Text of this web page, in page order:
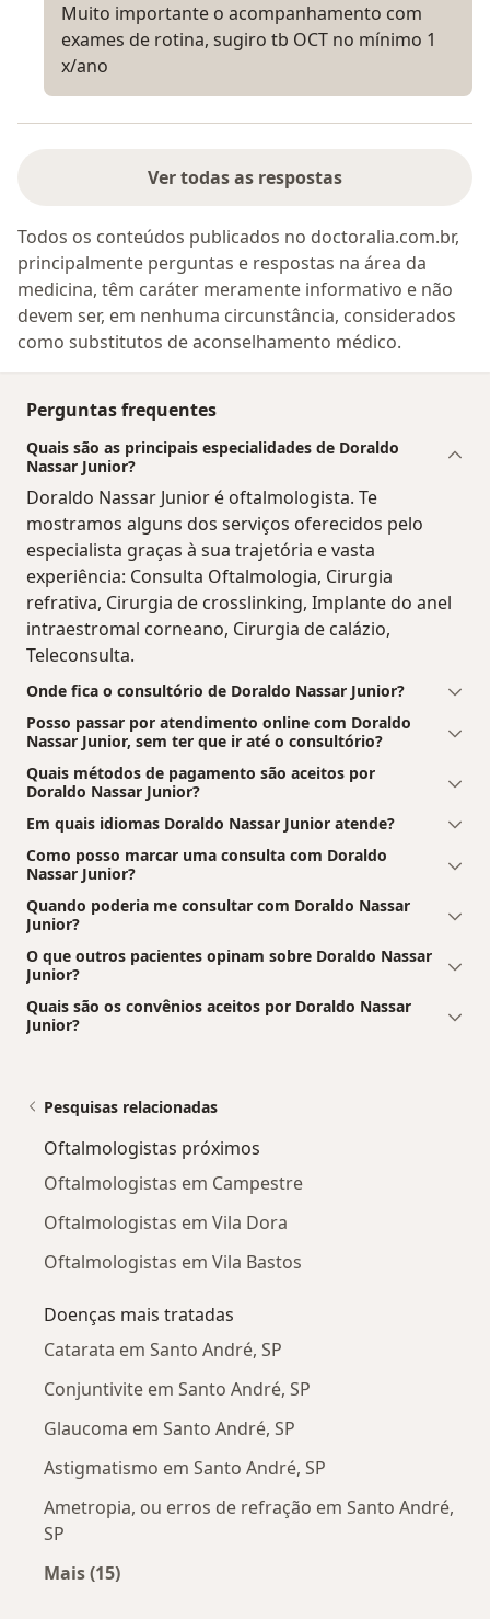
Muito importante o acompanhamento com
exames de rotina, sugiro tb OCT no mínimo 1
x/ano
Ver todas as respostas
Todos os conteúdos publicados no doctoralia.com.br,
principalmente perguntas e respostas na área da
medicina, têm caráter meramente informativo e não
devem ser, em nenhuma circunstância, considerados
como substitutos de aconselhamento médico.
Perguntas frequentes
Quais são as principais especialidades de Doraldo
Nassar Junior?
Doraldo Nassar Junior é oftalmologista. Te
mostramos alguns dos serviços oferecidos pelo
especialista graças à sua trajetória e vasta
experiência: Consulta Oftalmologia, Cirurgia
refrativa, Cirurgia de crosslinking, Implante do anel
intraestromal corneano, Cirurgia de calázio,
Teleconsulta.
Onde fica o consultório de Doraldo Nassar Junior?
Posso passar por atendimento online com Doraldo
Nassar Junior, sem ter que ir até o consultório?
Quais métodos de pagamento são aceitos por
Doraldo Nassar Junior?
Em quais idiomas Doraldo Nassar Junior atende?
Como posso marcar uma consulta com Doraldo
Nassar Junior?
Quando poderia me consultar com Doraldo Nassar
Junior?
O que outros pacientes opinam sobre Doraldo Nassar
Junior?
Quais são os convênios aceitos por Doraldo Nassar
Junior?
Pesquisas relacionadas
Oftalmologistas próximos
Oftalmologistas em Campestre
Oftalmologistas em Vila Dora
Oftalmologistas em Vila Bastos
Doenças mais tratadas
Catarata em Santo André, SP
Conjuntivite em Santo André, SP
Glaucoma em Santo André, SP
Astigmatismo em Santo André, SP
Ametropia, ou erros de refração em Santo André,
SP
Mais (15)